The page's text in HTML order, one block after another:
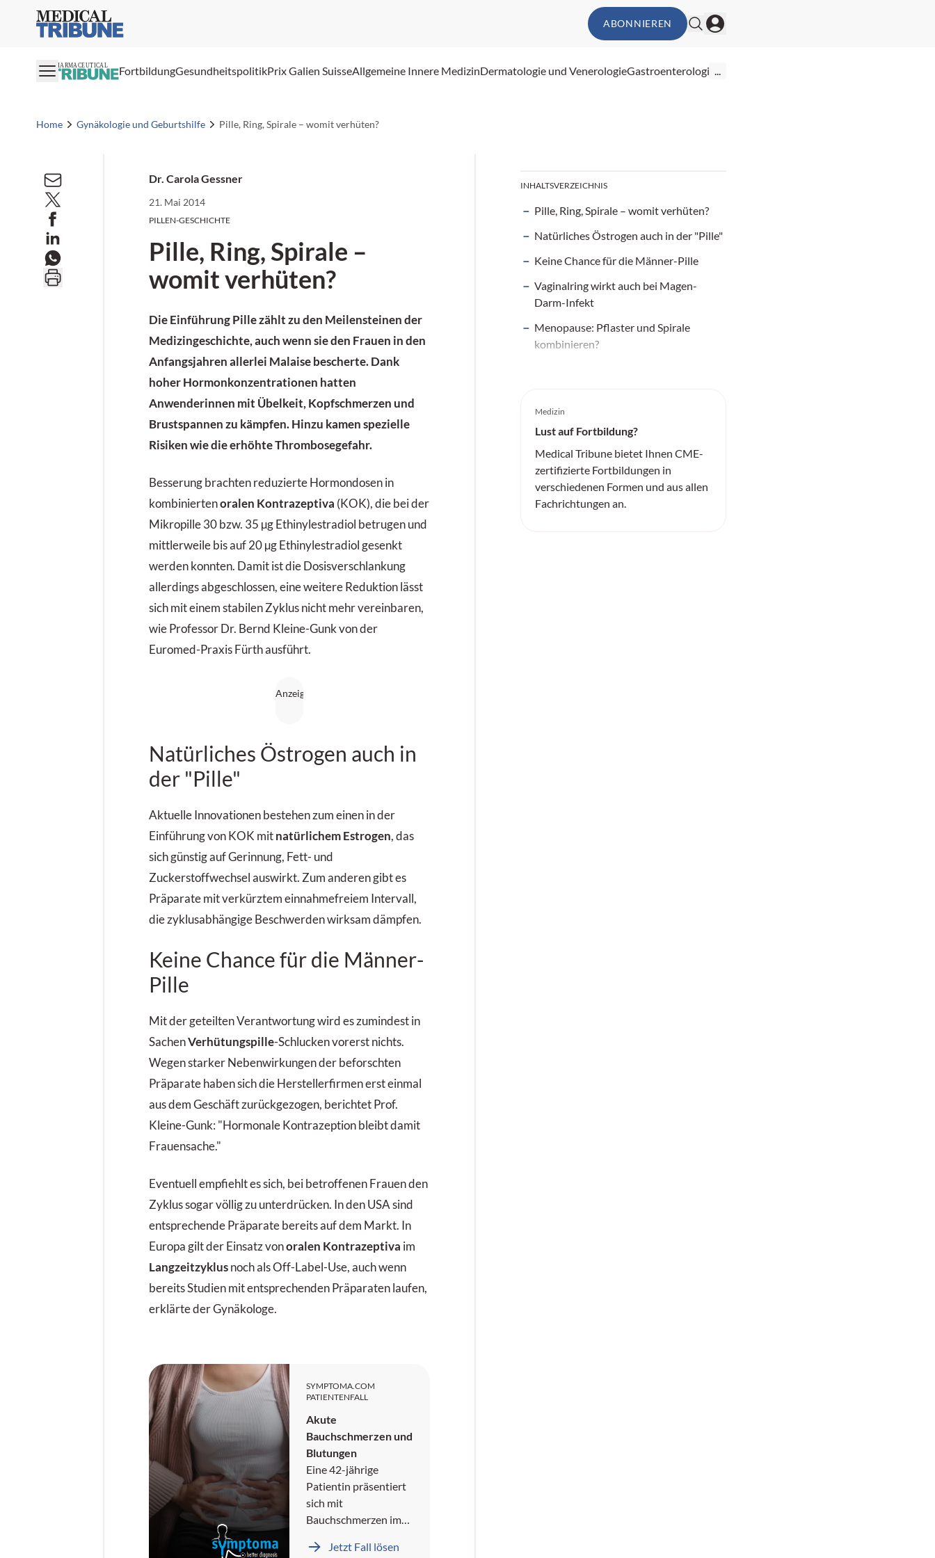
Medical Tribune ABONNIEREN
PHARMACEUTICAL FortbildungGesundheitspolitikPrix Galien SuisseAllgemeine Innere MedizinDermatologie und VenerologieGastroenterologie...
Home Gynäkologie und Geburtshilfe Pille, Ring, Spirale – womit verhüten?
Dr. Carola Gessner
21. Mai 2014
PILLEN-GESCHICHTE
Pille, Ring, Spirale –
womit verhüten?
Die Einführung Pillezählt zu den Meilensteinen der
Medizingeschichte, auch wenn sie den Frauen in den
Anfangsjahren allerlei Malaise bescherte. Dank
hoher Hormonkonzentrationen hatten
Anwenderinnen mit Übelkeit, Kopfschmerzen und
Brustspannen zu kämpfen. Hinzu kamen spezielle
Risiken wie die erhöhte Thrombosegefahr.
Besserung brachten reduzierte Hormondosen in
kombiniertenoralen Kontrazeptiva (KOK), die bei der
Mikropille 30 bzw. 35 µg Ethinyl­estradiol betrugen und
mittlerweile bis auf 20 µg Ethinylestradiol gesenkt
werden konnten. Damit ist die Dosisverschlankung
allerdings abgeschlossen, eine weitere Reduktion lässt
sich mit einem stabilen Zyklus nicht mehr vereinbaren,
wie Professor Dr. Bernd Kleine-Gunk von der
Euromed-Praxis Fürth ausführt.
Natürliches Östrogen auch in
der "Pille"
Aktuelle Innovationen bestehen zum einen in der
Einführung von KOK mit natürlichem Estrogen, das
sich günstig auf Gerinnung, Fett- und
Zuckerstoffwechsel auswirkt. Zum anderen gibt es
Präparate mit verkürztem einnahmefreiem Intervall,
die zyklusabhängige Beschwerden wirksam dämpfen.
Keine Chance für die Männer-
Pille
Mit der geteilten Verantwortung wird es zumindest in
SachenVerhütungspille-Schlucken vorerst nichts.
Wegen starker Nebenwirkungen der beforschten
Präparate haben sich die Herstellerfirmen erst einmal
aus dem Geschäft zurückgezogen, berichtet Prof.
Kleine-Gunk: "Hormonale Kontrazeption bleibt damit
Frauensache."
Eventuell empfiehlt es sich, bei betroffenen Frauen den
Zyklus sogar völlig zu unterdrücken. In den USA sind
entsprechende Präparate bereits auf dem Markt. In
Europa gilt der Einsatz vonoralen Kontrazeptiva im
Langzeitzyklus noch als Off-Label-Use, auch wenn
bereits Studien mit entsprechenden Präparaten laufen,
erklärte der Gynäkologe.
SYMPTOMA.COM
PATIENTENFALL
Akute
Bauchschmerzen und
Blutungen
Eine 42-jährige
Patientin präsentiert
sich mit
Bauchschmerzen im
Quadranten und
Jetzt Fall lösen
INHALTSVERZEICHNIS
Pille, Ring, Spirale – womit verhüten?
Natürliches Östrogen auch in der "Pille"
Keine Chance für die Männer-Pille
Vaginalring wirkt auch bei Magen-
Darm-Infekt
Menopause: Pflaster und Spirale
kombinieren?
Medizin
Lust auf Fortbildung?
Medical Tribune bietet Ihnen CME-
zertifizierte Fortbildungen in
verschiedenen Formen und aus allen
Fachrichtungen an.